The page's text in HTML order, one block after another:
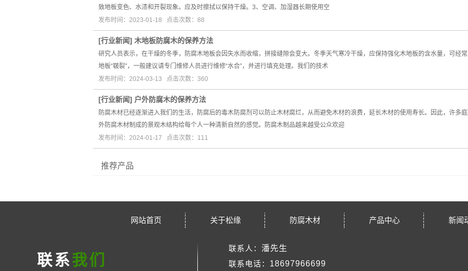
致地板变色、水渍和开裂现象。应及时擦拭以保持干燥。3、空调、加湿器长期使用空
发布时间：2023-01-18 点击次数：88
[行业新闻] 木地板防腐木的保养方法
研究人员表示，在干燥的冬季，防腐木地板会因失水而收缩，拼接缝隙会变大。冬季天气寒冷干燥，应保持强化木地板的含水量，可经
地板“皲裂”，一般建议请专门维修人员进行维修“水合”，并进行填充处理。我们的技术
发布时间：2024-03-13 点击次数：360
[行业新闻] 户外防腐木的保养方法
防腐木材已经逐渐进入我们的生活，防腐后的毒木防腐剂可以防止木材腐烂，从而避免木材的浪费，延长木材的使用寿长。因此，许多
外防腐木材制成的景观木结构给每个人一种清新自然的感觉。防腐木制品越来越受公众欢迎
发布时间：2024-01-17 点击次数：111
推荐产品
网站首页 关于松缘 防腐木材 产品中心 新闻
联系我们
联系人： 潘先生
联系电话： 18697966699